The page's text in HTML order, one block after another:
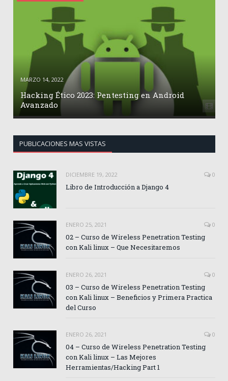
MARZO 14, 2022
Hacking Ético 2023: Pentesting en Android
Avanzado
PUBLICACIONES MAS VISTAS
DICIEMBRE 19, 2022 0
Libro de Introducción a Django 4
ENERO 25, 2021 0
02 – Curso de Wireless Penetration Testing
con Kali linux – Que Necesitaremos
ENERO 26, 2021 0
03 – Curso de Wireless Penetration Testing
con Kali linux – Beneficios y Primera Practica
del Curso
ENERO 26, 2021 0
04 – Curso de Wireless Penetration Testing
con Kali linux – Las Mejores
Herramientas/Hacking Part 1